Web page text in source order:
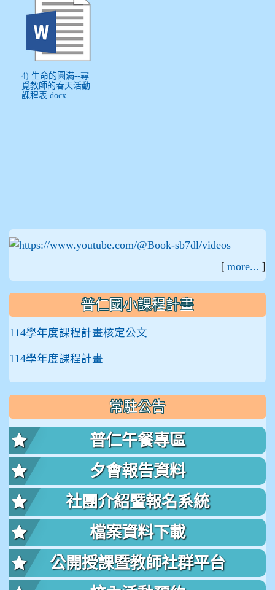
4) 生命的圓滿--尋
覓教師的春天活動
課程表.docx
[ more... ]
普仁國小課程計畫
114學年度課程計畫核定公文
114學年度課程計畫
常駐公告
普仁午餐專區
夕會報告資料
社團介紹暨報名系統
檔案資料下載
公開授課暨教師社群平台